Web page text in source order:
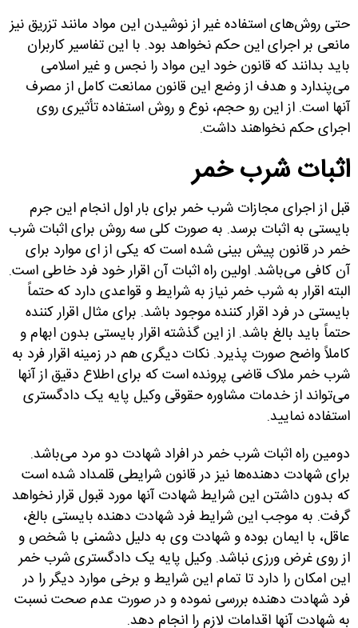
حتی روش‌های استفاده غیر از نوشیدن این مواد مانند تزریق نیز
مانعی بر اجرای این حکم نخواهد بود. با این تفاسیر کاربران
باید بدانند که قانون خود این مواد را نجس و غیر اسلامی
می‌پندارد و هدف از وضع این قانون ممانعت کامل از مصرف
آنها است. از این رو حجم، نوع و روش استفاده تأثیری روی
اجرای حکم نخواهند داشت.
اثبات شرب خمر
قبل از اجرای مجازات شرب خمر برای بار اول انجام این جرم
بایستی به اثبات برسد. به صورت کلی سه روش برای اثبات شرب
خمر در قانون پیش بینی شده است که یکی از ای موارد برای
آن کافی می‌باشد. اولین راه اثبات آن اقرار خود فرد خاطی است.
البته اقرار به شرب خمر نیاز به شرایط و قواعدی دارد که حتماً
بایستی در فرد اقرار کننده موجود باشد. برای مثال اقرار کننده
حتماً باید بالغ باشد. از این گذشته اقرار بایستی بدون ابهام و
کاملاً واضح صورت پذیرد. نکات دیگری هم در زمینه اقرار فرد به
شرب خمر ملاک قاضی پرونده است که برای اطلاع دقیق از آنها
می‌تواند از خدمات مشاوره حقوقی وکیل پایه یک دادگستری
استفاده نمایید.
دومین راه اثبات شرب خمر در افراد شهادت دو مرد می‌باشد.
برای شهادت دهنده‌ها نیز در قانون شرایطی قلمداد شده است
که بدون داشتن این شرایط شهادت آنها مورد قبول قرار نخواهد
گرفت. به موجب این شرایط فرد شهادت دهنده بایستی بالغ،
عاقل، با ایمان بوده و شهادت وی به دلیل دشمنی با شخص و
از روی غرض ورزی نباشد. وکیل پایه یک دادگستری شرب خمر
این امکان را دارد تا تمام این شرایط و برخی موارد دیگر را در
فرد شهادت دهنده بررسی نموده و در صورت عدم صحت نسبت
به شهادت آنها اقدامات لازم را انجام دهد.